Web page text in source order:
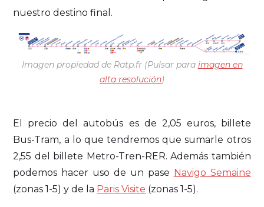
nuestro destino final.
Imagen propiedad de Ratp.fr (Pulsar para imagen en
alta resolución)
El precio del autobús es de 2,05 euros, billete
Bus-Tram, a lo que tendremos que sumarle otros
2,55 del billete Metro-Tren-RER. Además también
podemos hacer uso de un pase Navigo Semaine
(zonas 1-5) y de la Paris Visite (zonas 1-5).